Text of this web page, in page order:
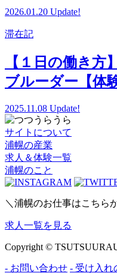
2026.01.20 Update!
滞在記
【１日の働き方
ブルーダー【体
2025.11.08 Update!
サイトについて
浦幌の産業
求人＆体験一覧
浦幌のこと
＼浦幌のお仕事はこちら
求人一覧を見る
Copyright ©
- お問い合わせ - 受け入れ